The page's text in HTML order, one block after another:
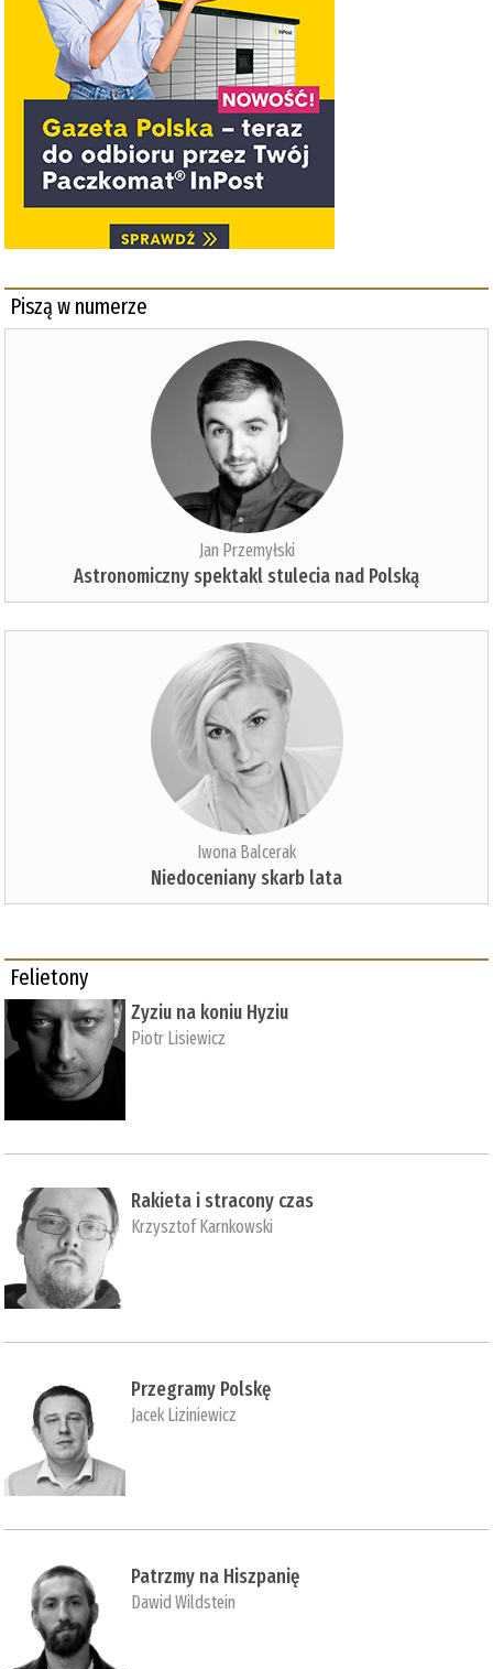
Piszą w numerze
Jan Przemyłski
Astronomiczny spektakl stulecia nad Polską
Iwona Balcerak
Niedoceniany skarb lata
Felietony
Zyziu na koniu Hyziu
Piotr Lisiewicz
Rakieta i stracony czas
Krzysztof Karnkowski
Przegramy Polskę
Jacek Liziniewicz
Patrzmy na Hiszpanię
Dawid Wildstein